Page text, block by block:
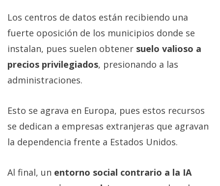
Los centros de datos están recibiendo una
fuerte oposición de los municipios donde se
instalan, pues suelen obtener suelo valioso a
precios privilegiados, presionando a las
administraciones.
Esto se agrava en Europa, pues estos recursos
se dedican a empresas extranjeras que agravan
la dependencia frente a Estados Unidos.
Al final, un entorno social contrario a la IA